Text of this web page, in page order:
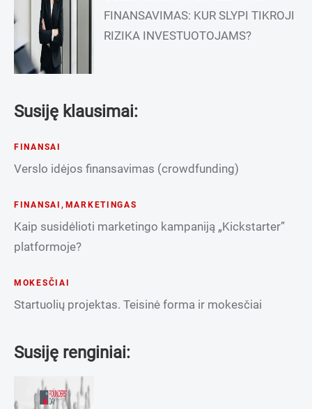
FINANSAVIMAS: KUR SLYPI TIKROJI
RIZIKA INVESTUOTOJAMS?
Susiję klausimai:
FINANSAI
Verslo idėjos finansavimas (crowdfunding)
FINANSAI , MARKETINGAS
Kaip susidėlioti marketingo kampaniją „Kickstarter”
platformoje?
MOKESČIAI
Startuolių projektas. Teisinė forma ir mokesčiai
Susiję renginiai: